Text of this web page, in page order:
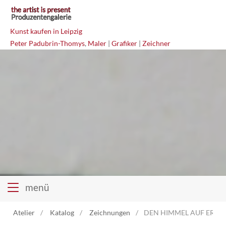
Kunst kaufen in Leipzig
Peter Padubrin-Thomys, Maler | Grafiker | Zeichner
menü
Atelier Katalog Zeichnungen DEN HIMMEL AUF